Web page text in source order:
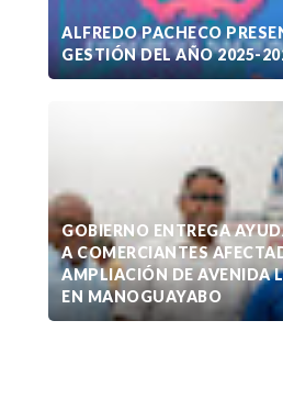
ALFREDO PACHECO
GESTIÓN DEL AÑO 2025-
GOBIERNO ENTREGA
A COMERCIANTES
AMPLIACIÓN DE AVENIDA
EN MANOGUAYABO